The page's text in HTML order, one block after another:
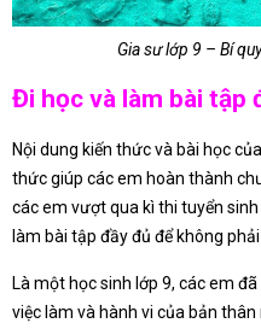
Gia sư lớp 9 – Bí
Đi học và làm bài tập
Nội dung kiến thức và bài học
thức giúp các em hoàn thành
các em vượt qua kì thi tuyển sinh
làm bài tập đầy đủ để không
Là một học sinh lớp 9, các em
việc làm và hành vi của bản